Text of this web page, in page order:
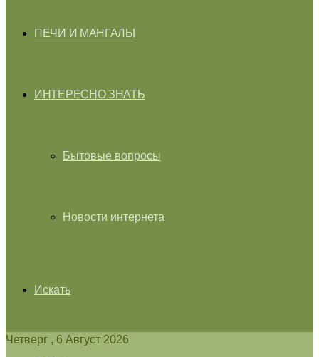
ПЕЧИ И МАНГАЛЫ
ИНТЕРЕСНО ЗНАТЬ
Бытовые вопросы
Новости интернета
Искать
Четверг , 6 Август 2026